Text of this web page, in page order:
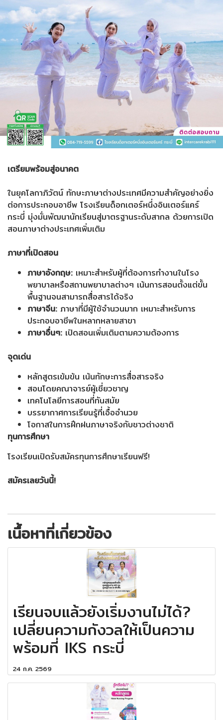
เตรียมพร้อมสู่อนาคต
ในยุคโลกาภิวัตน์ ทักษะภาษาต่างประเทศมีความสำคัญอย่างยิ่ง
ต่อการประกอบอาชีพ โรงเรียนด็อกเตอร์หนึ่งอินเตอร์แคร์
กระบี่ มุ่งมั่นพัฒนานักเรียนสู่มาตรฐานระดับสากล ด้วยการเปิด
สอนภาษาต่างประเทศเพิ่มเติม
ภาษาที่เปิดสอน
ภาษาอังกฤษ: เหมาะสำหรับผู้ที่ต้องการทำงานในโรง
พยาบาลหรือสถานพยาบาลต่างๆ เน้นการสอนตั้งแต่ขั้น
พื้นฐานจนสามารถสื่อสารได้จริง
ภาษาจีน: ภาษาที่มีผู้ใช้จำนวนมาก เหมาะสำหรับการ
ประกอบอาชีพในหลากหลายสาขา
ภาษาอื่นๆ: เปิดสอนเพิ่มเติมตามความต้องการ
จุดเด่น
หลักสูตรเข้มข้น เน้นทักษะการสื่อสารจริง
สอนโดยคณาจารย์ผู้เชี่ยวชาญ
เทคโนโลยีการสอนที่ทันสมัย
บรรยากาศการเรียนรู้ที่เอื้ออำนวย
โอกาสในการฝึกฝนภาษาจริงกับชาวต่างชาติ
ทุนการศึกษา
โรงเรียนเปิดรับสมัครทุนการศึกษาเรียนฟรี!
สมัครเลยวันนี้!
เนื้อหาที่เกี่ยวข้อง
เรียนจบแล้วยังเริ่มงานไม่ได้?
เปลี่ยนความกังวลให้เป็นความ
พร้อมที่ IKS กระบี่
24 ก.ค. 2569